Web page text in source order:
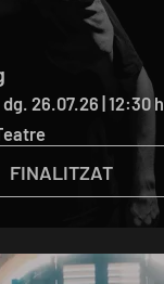
FINALITZAT
26.07.26|12:30 h